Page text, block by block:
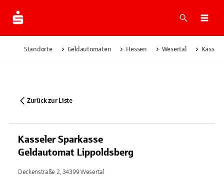
Suche
Standorte Geldautomaten Hessen Wesertal
Zurück zur Liste
Kasseler Sparkasse
Geldautomat Lippoldsberg
Deckenstraße 2, 34399 Wesertal